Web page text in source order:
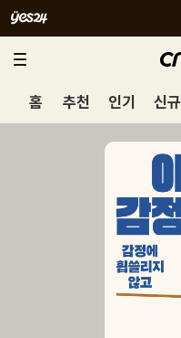
홈 추천 인기 신규